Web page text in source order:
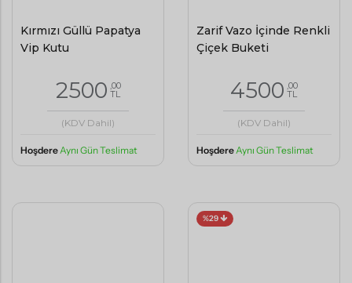
Kırmızı Güllü Papatya
Vip Kutu
2500 ,00
TL
(KDV Dahil)
HoşdereAynı Gün Teslimat
Zarif Vazo İçinde Renkli
Çiçek Buketi
4500 ,00
TL
(KDV Dahil)
HoşdereAynı Gün Teslimat
%29